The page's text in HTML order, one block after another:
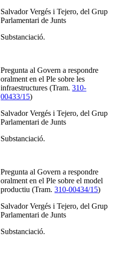
Salvador Vergés i Tejero, del Grup
Parlamentari de Junts
Substanciació.
Pregunta al Govern a respondre
oralment en el Ple sobre les
infraestructures (Tram.310-
00433/15)
Salvador Vergés i Tejero, del Grup
Parlamentari de Junts
Substanciació.
Pregunta al Govern a respondre
oralment en el Ple sobre el model
productiu (Tram.310-00434/15)
Salvador Vergés i Tejero, del Grup
Parlamentari de Junts
Substanciació.